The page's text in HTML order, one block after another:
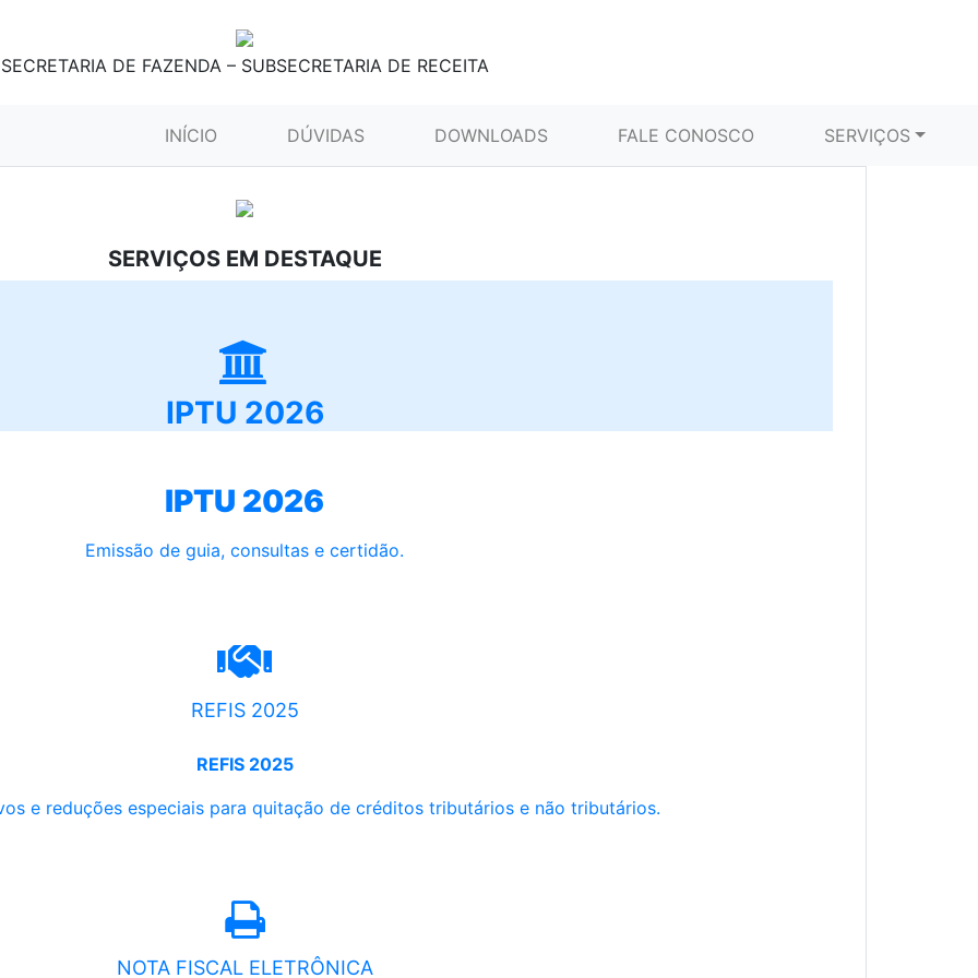
SECRETARIA DE FAZENDA – SUBSECRETARIA DE RECEITA
INÍCIO (CURRENT)DÚVIDAS DOWNLOADS FALE CONOSCO SERVIÇOS
SERVIÇOS EM DESTAQUE
IPTU 2026
IPTU 2026
Emissão de guia, consultas e certidão.
REFIS 2025
REFIS 2025
e reduções especiais para quitação de créditos tributários e não tributários.
NOTA FISCAL ELETRÔNICA